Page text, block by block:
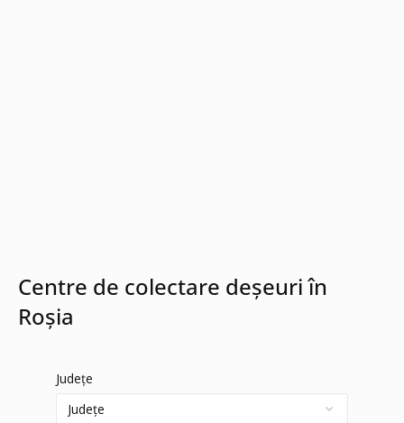
Centre de colectare deșeuri în
Roșia
Județe